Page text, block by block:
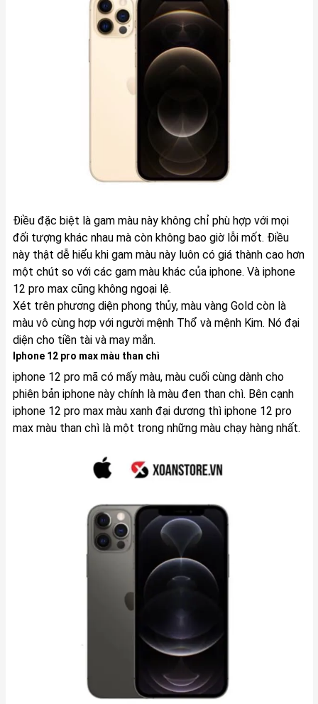
Điều đặc biệt là gam màu này không chỉ phù hợp với mọi
đối tượng khác nhau mà còn không bao giờ lỗi mốt. Điều
này thật dễ hiểu khi gam màu này luôn có giá thành cao hơn
một chút so với các gam màu khác của iphone. Và iphone
12 pro max cũng không ngoại lệ.
Xét trên phương diện phong thủy, màu vàng Gold còn là
màu vô cùng hợp với người mệnh Thổ và mệnh Kim. Nó đại
diện cho tiền tài và may mắn.
Iphone 12 pro max màu than chì
iphone 12 pro mã có mấy màu, màu cuối cùng dành cho
phiên bản iphone này chính là màu đen than chì. Bên cạnh
iphone 12 pro max màu xanh đại dương thì iphone 12 pro
max màu than chì là một trong những màu chạy hàng nhất.